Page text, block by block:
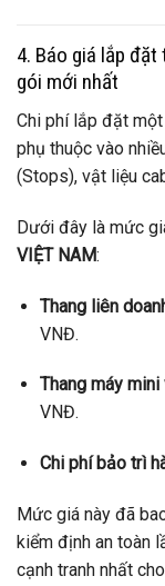
4. Báo giá lắp
gói mới nhất
Chi phí lắp đặt
phụ thuộc vào
(Stops), vật liệu
Dưới đây là mức
VIỆT NAM:
Thang liên
VNĐ.
Thang máy
VNĐ.
Chi phí bảo trì
Mức giá này đã
kiểm định an toàn
cạnh tranh nhất